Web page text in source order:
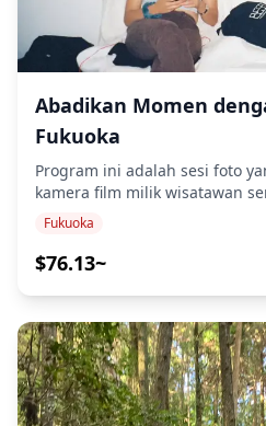
waktu dalam jam-jam ini
perjalanan Anda! ・Tempat Pertemuan: Lokasi akan
dikonfirmasi setelah
pemilihan toko. ・Konfirmasi Diperlukan: Kedai makanan
tersedia di mana saja di
pilihan Anda sesuai dengan
Jika Anda ingin mengunjungi
transportasi dengan
diperlukan. 🚃 Biaya
transportasi. 🙏 ・Tergantung pada tingkat keramaian
di setiap kedai makanan,
lainnya, kedai makanan dapat
ini terjadi, kami akan pindah
berubah sepanjang tahun,
terbatas untuk foto-foto yang
petualangan pulau Anda dan
pengalaman yang santai dan
disesuaikan dengan minat
dengan kenangan tak
tersembunyi Fukuoka. ◆Termasuk ・Pemandu ◆Tidak
Termasuk ・Transportasi pribadi ◆Jadwal
hotel atau pelabuhan di Tenjin
terdekat. ◆Sorotan Pengalaman ■Pulau Ainoshima:
Menuju ke Terminal Feri
menuju Pulau Kucing
kucing ramah, pulau ini
menawan dan unik. ■Pulau Nokonoshima: Bagi mereka
Abadikan Momen
Fukuoka
Program ini adalah sesi foto
kamera film milik wisatawan
mengambil foto Anda saat
mana saja di Fukuoka.
dinamis dengan arsitektur
yang sempurna untuk bidikan
Kuil Kushida: Tangkap esensi
arsitektur indah kuil dan
Tepi Sungai Nakasu: Area
dengan pemandangan
Fukuoka
$76.13~